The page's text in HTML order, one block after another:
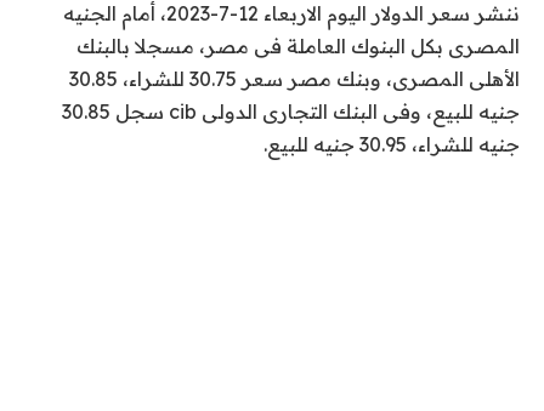
ننشر سعر الدولار اليوم الاربعاء 12-7-2023، أمام الجنيه
المصرى بكل البنوك العاملة فى مصر، مسجلا بالبنك
الأهلى المصرى، وبنك مصر سعر 30.75 للشراء، 30.85
جنيه للبيع، وفى البنك التجارى الدولى cib
سجل 30.85
جنيه للشراء، 30.95 جنيه للبيع.